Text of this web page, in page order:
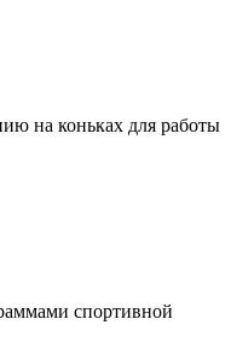
на коньках для работы
спортивной